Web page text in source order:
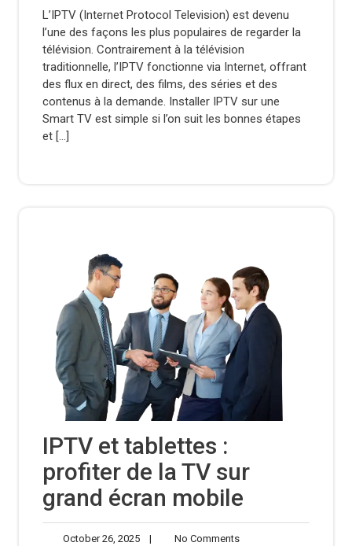
Store
Team
L’IPTV (Internet Protocol Television) est devenu
l’une des façons les plus populaires de regarder la
télévision. Contrairement à la télévision
traditionnelle, l’IPTV fonctionne via Internet, offrant
des flux en direct, des films, des séries et des
contenus à la demande. Installer IPTV sur une
Smart TV est simple si l’on suit les bonnes étapes
et […]
IPTV et tablettes :
profiter de la TV sur
grand écran mobile
October 26, 2025October
| No CommentsNo